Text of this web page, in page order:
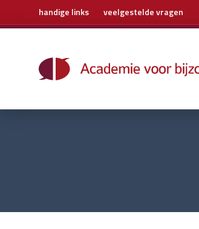
handige links veelgestelde vragen
Home
Trainingen